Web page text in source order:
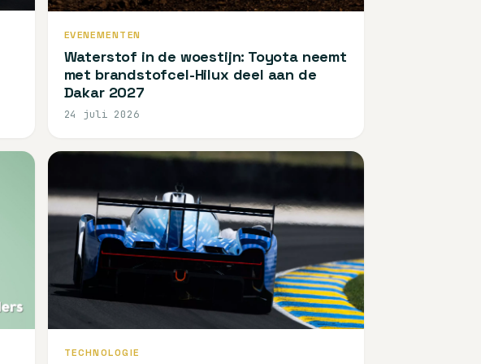
EVENEMENTEN
Waterstof in de woestijn: Toyota neemt
met brandstofcel-Hilux deel aan de
Dakar 2027
24 juli 2026
TECHNOLOGIE